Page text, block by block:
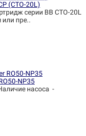
(CTO-20L)
серии BB CTO-20L
пре..
NP35
насоса -